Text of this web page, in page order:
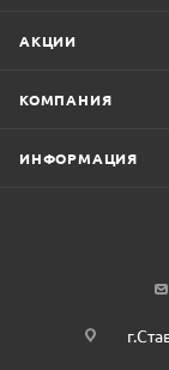
АКЦИИ
КОМПАНИЯ
ИНФОРМАЦИЯ